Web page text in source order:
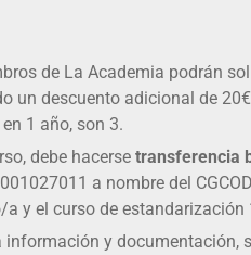
de La Academia podrán
un descuento adicional de
1 año, son 3.
debe hacerse transferencia
a nombre del
y el curso de estandarización
información y documentación,